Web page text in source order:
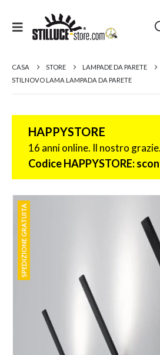
CASA STORE
LAMPADE DA PARETE
STILNOVO LAMA LAMPADA DA PARETE
HAPPYSTORE
16 anni online. Il nostro grazie.
Codice HAPPYSTORE:
SPEDIZIONE GRATUITA
SPEDIZIONE GRATUITA